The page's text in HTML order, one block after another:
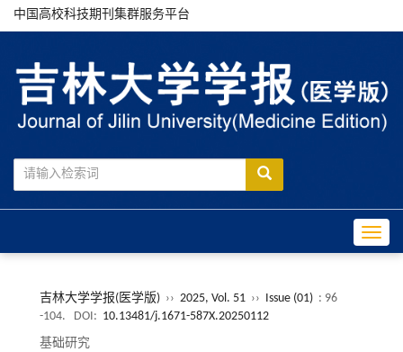
中国高校科技期刊集群服务平台
吉林大学学报(医学版) ›› 2025, Vol. 51 ›› Issue (01) : 96
-104.
DOI: 10.13481/j.1671-587X.20250112
基础研究